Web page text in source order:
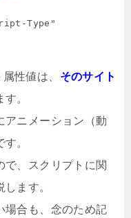
Type"
性値は、 そのサイト
。
アニメーション（動
。
で、スクリプトに関
ます。
場合も、念のため記